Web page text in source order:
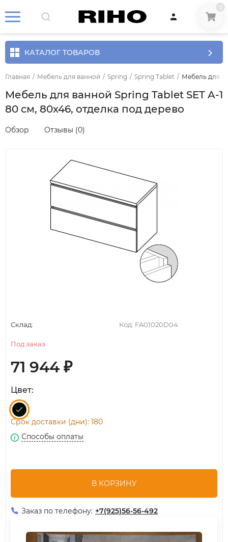
КАТАЛОГ ТОВАРОВ
Главная / Мебель для ванной / Spring / Spring Tablet / Мебель для
Мебель для ванной Spring Tablet SET A-1
80 см, 80x46, отделка под дерево
Обзор Отзывы (0)
Код: FA01020D04
Склад:
Под заказ
71 944 ₽
Цвет:
Срок доставки (дни): 180
Способы оплаты
В КОРЗИНУ
Заказ по телефону: +7(925)56-56-492